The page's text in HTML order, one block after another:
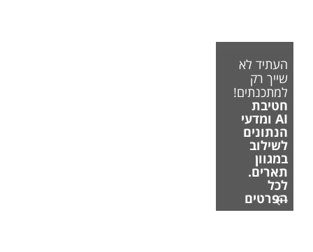
העתיד לא
שייך רק
למתכנתים!
חטיבת
AI ומדעי
הנתונים
לשילוב
במגוון
תארים.
לכל
הפרטים